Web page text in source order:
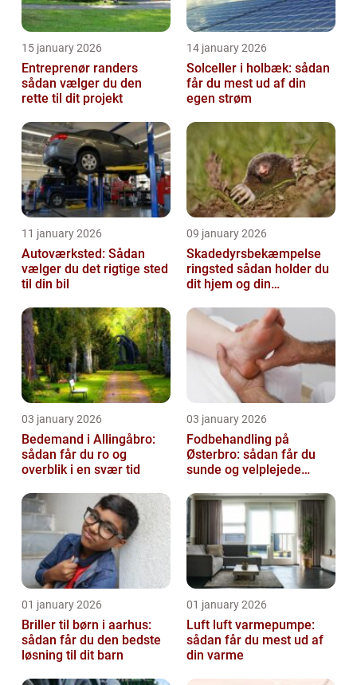
15 january 2026
Entreprenør randers
sådan vælger du den
rette til dit projekt
14 january 2026
Solceller i holbæk: sådan
får du mest ud af din
egen strøm
11 january 2026
Autoværksted: Sådan
vælger du det rigtige sted
til din bil
09 january 2026
Skadedyrsbekæmpelse
ringsted sådan holder du
dit hjem og din
gæster
03 january 2026
Bedemand i Allingåbro:
sådan får du ro og
overblik i en svær tid
03 january 2026
Fodbehandling på
Østerbro: sådan får du
sunde og velplejede
01 january 2026
Briller til børn i aarhus:
sådan får du den bedste
løsning til dit barn
01 january 2026
Luft luft varmepumpe:
sådan får du mest ud af
din varme